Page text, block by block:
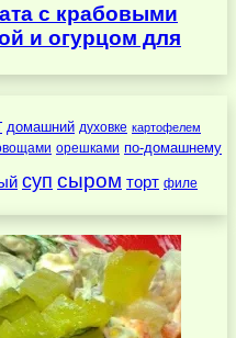
с крабовыми
и огурцом для
домашний духовке картофелем
орешками по-домашнему
суп сыром торт филе